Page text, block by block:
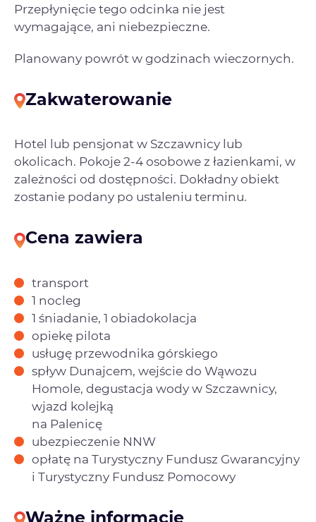
Przepłynięcie tego odcinka nie jest
wymagające, ani niebezpieczne.
Planowany powrót w godzinach wieczornych.
Zakwaterowanie
Hotel lub pensjonat w Szczawnicy lub
okolicach. Pokoje 2-4 osobowe z łazienkami, w
zależności od dostępności. Dokładny obiekt
zostanie podany po ustaleniu terminu.
Cena zawiera
transport
1 nocleg
1 śniadanie, 1 obiadokolacja
opiekę pilota
usługę przewodnika górskiego
spływ Dunajcem, wejście do Wąwozu
Homole, degustacja wody w Szczawnicy,
wjazd kolejką
na Palenicę
ubezpieczenie NNW
opłatę na Turystyczny Fundusz Gwarancyjny
i Turystyczny Fundusz Pomocowy
Ważne informacje